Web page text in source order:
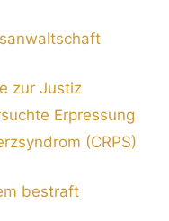
zur Justiz
Erpressung
(CRPS)
bestraft